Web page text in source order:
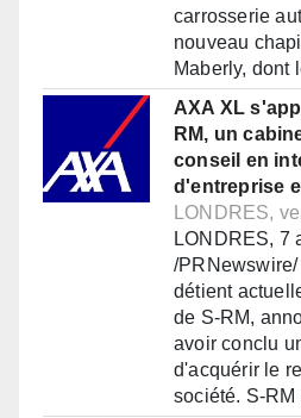
carrosserie
nouveau
Maberly, dont
AXA XL
RM, un
conseil en
d'entreprise
LONDRES,
LONDRES, 7
/PRNewswire/
détient
de S-RM,
avoir conclu
d'acquérir le
société. S-